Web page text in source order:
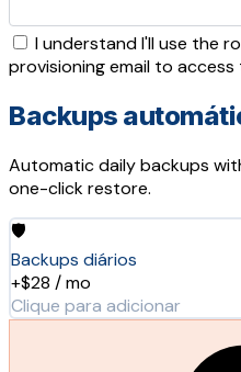
I understand I'll use the
provisioning email to access
Backups
Automatic daily backups
one-click restore.
🛡️
Backups diários
+$28 / mo
Clique para adicionar